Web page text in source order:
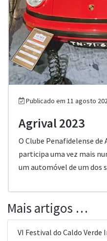
Publicado em 11 agosto
Agrival 2023
O Clube Penafidelense
participa uma vez mais
um automóvel de um dos
Mais artigos …
VI Festival do Caldo Verde